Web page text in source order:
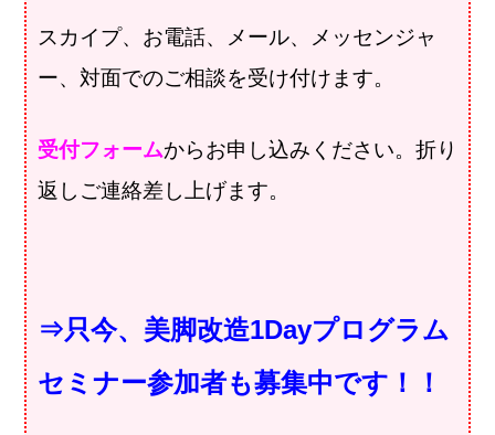
スカイプ、お電話、メール、メッセンジャ
ー、対面でのご相談を受け付けます。
受付フォームからお申し込みください。折り
返しご連絡差し上げます。
⇒只今、美脚改造1Dayプログラム
セミナー参加者も募集中です！！